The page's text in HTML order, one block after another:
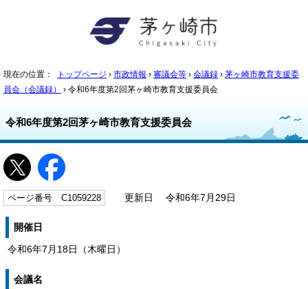
現在の位置： トップページ › 市政情報 › 審議会等 › 会議録 › 茅ヶ崎市教育支援委
員会（会議録）
› 令和6年度第2回茅ヶ崎市教育支援委員会
令和6年度第2回茅ヶ崎市教育支援委員会
ページ番号 C1059228 更新日 令和6年7月29日
開催日
令和6年7月18日（木曜日）
会議名